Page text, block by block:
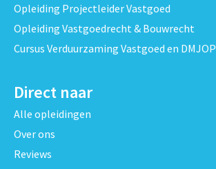
Opleiding Projectleider Vastgoed
Opleiding Vastgoedrecht & Bouwrecht
Cursus Verduurzaming Vastgoed en DMJOP
Direct naar
Alle opleidingen
Over ons
Reviews